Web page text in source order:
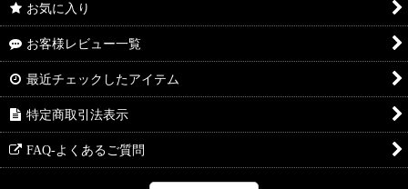
お気に入り
お客様レビュー一覧
最近チェックしたアイテム
特定商取引法表示
FAQ-よくあるご質問